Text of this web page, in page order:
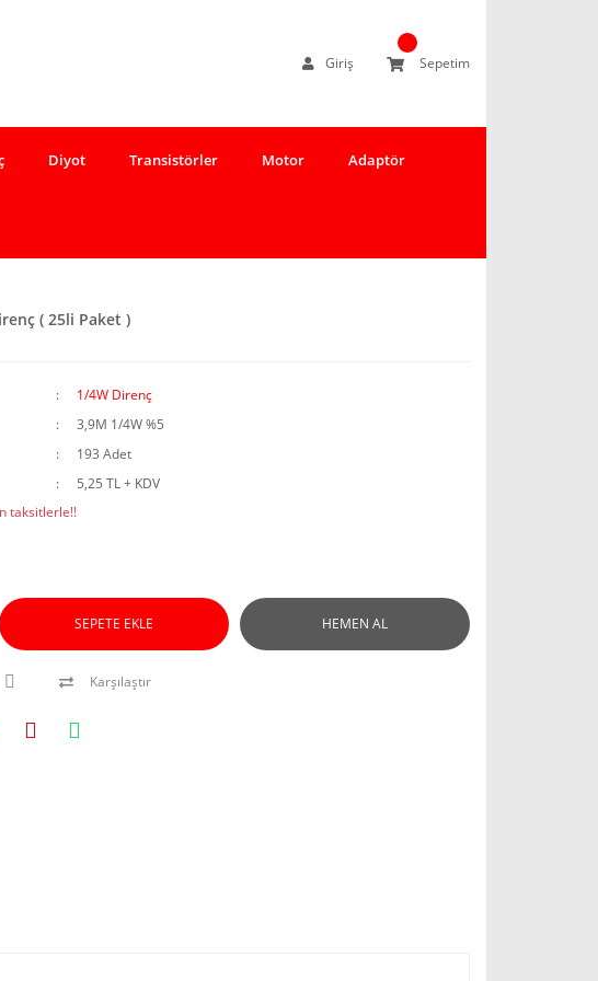
Giriş Sepetim
Diyot Transistörler Motor Adaptör
( 25li Paket )
1/4W Direnç
3,9M 1/4W %5
193 Adet
5,25 TL + KDV
taksitlerle!!
SEPETE EKLE HEMEN AL
Karşılaştır